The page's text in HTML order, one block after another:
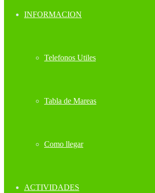
INFORMACION
Telefonos Utiles
Tabla de Mareas
Como llegar
ACTIVIDADES